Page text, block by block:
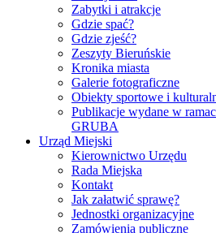
Zabytki i atrakcje
Gdzie spać?
Gdzie zjeść?
Zeszyty Bieruńskie
Kronika miasta
Galerie fotograficzne
Obiekty sportowe i
Publikacje wydane w
GRUBA
Urząd Miejski
Kierownictwo Urzędu
Rada Miejska
Kontakt
Jak załatwić sprawę?
Jednostki organizacyjne
Zamówienia publiczne